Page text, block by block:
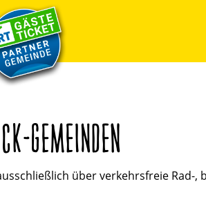
GEMEINDEN
über verkehrsfreie Rad-,